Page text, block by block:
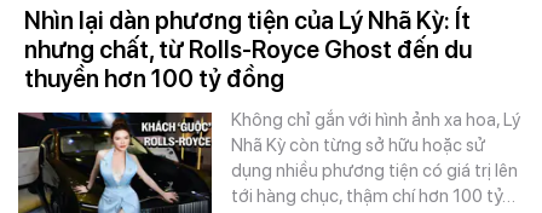
Nhìn lại dàn phương tiện của Lý Nhã Kỳ: Ít
nhưng chất, từ Rolls-Royce Ghost đến du
thuyền hơn 100 tỷ đồng
Không chỉ gắn với hình ảnh xa hoa, Lý
Nhã Kỳ còn từng sở hữu hoặc sử
dụng nhiều phương tiện có giá trị lên
tới hàng chục, thậm chí hơn 100 tỷ…